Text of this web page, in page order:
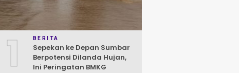
1 BERITA
Sepekan ke Depan Sumbar
Berpotensi Dilanda Hujan,
Ini Peringatan BMKG